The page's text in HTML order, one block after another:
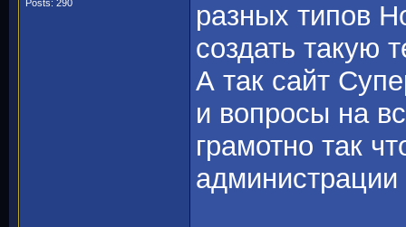
Posts: 290
разных типов
создать такую
А так сайт
и вопросы на
грамотно так
администрации